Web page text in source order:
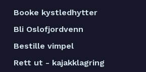
Booke kystledhytter
Bli Oslofjordvenn
Bestille vimpel
Rett ut - kajakklagring